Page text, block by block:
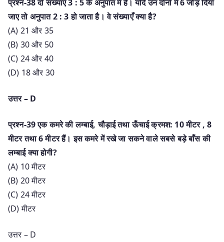
प्रश्न-38 दो संख्याएँ 3 : 5 के अनुपात में है। यदि उन दोनों में 6 जोड़ दिया
जाए तो अनुपात 2 : 3 हो जाता है। वे संख्याएँ क्या है?
(A) 21 और 35
(B) 30 और 50
(C) 24 और 40
(D) 18 और 30
उत्तर – D
प्रश्न-39 एक कमरे की लम्बाई, चौड़ाई तथा ऊँचाई क्रमश: 10 मीटर , 8
मीटर तथा 6 मीटर हैं। इस कमरे में रखे जा सकने वाले सबसे बड़े बाँस की
लम्बाई क्या होगी?
(A) 10 मीटर
(B) 20 मीटर
(C) 24 मीटर
(D) मीटर
उत्तर – D